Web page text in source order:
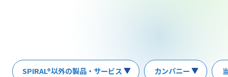
SPIRAL®以外の製品・サービス カンパニー